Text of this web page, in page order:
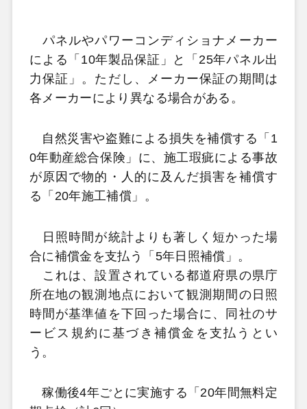
パネルやパワーコンディショナメーカー
による「10年製品保証」と「25年パネル出
力保証」。ただし、メーカー保証の期間は
各メーカーにより異なる場合がある。
自然災害や盗難による損失を補償する「1
0年動産総合保険」に、施工瑕疵による事故
が原因で物的・人的に及んだ損害を補償す
る「20年施工補償」。
日照時間が統計よりも著しく短かった場
合に補償金を支払う「5年日照補償」。
これは、設置されている都道府県の県庁
所在地の観測地点において観測期間の日照
時間が基準値を下回った場合に、同社のサ
ービス規約に基づき補償金を支払うとい
う。
稼働後4年ごとに実施する「20年間無料定